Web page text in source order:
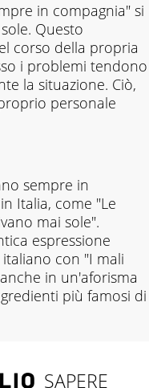
in compagnia" si
Questo
corso della propria
i problemi tendono
la situazione. Ciò,
personale
sempre in
Italia, come "Le
mai sole".
espressione
con "I mali
in un'aforisma
più famosi di
SAPERE